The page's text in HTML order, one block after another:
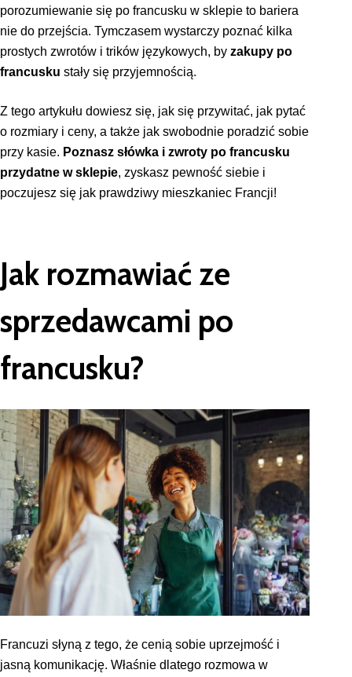
porozumiewanie się po francusku w sklepie to bariera
nie do przejścia. Tymczasem wystarczy poznać kilka
prostych zwrotów i trików językowych, by zakupy po
francusku stały się przyjemnością.
Z tego artykułu dowiesz się, jak się przywitać, jak pytać
o rozmiary i ceny, a także jak swobodnie poradzić sobie
przy kasie. Poznasz słówka i zwroty po francusku
przydatne w sklepie, zyskasz pewność siebie i
poczujesz się jak prawdziwy mieszkaniec Francji!
Jak rozmawiać ze
sprzedawcami po
francusku?
Francuzi słyną z tego, że cenią sobie uprzejmość i
jasną komunikację. Właśnie dlatego rozmowa w